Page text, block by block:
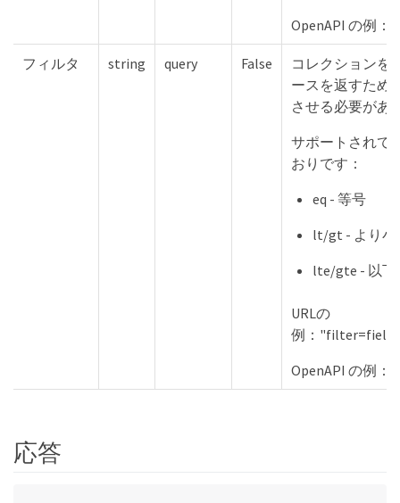
OpenAPI の例：
フィルタ string query False
コレクションを
ースを返すため
させる必要があ
サポートされて
おりです：
eq - 等号
lt/gt - より小
lte/gte - 以
URLの
例：
OpenAPI の例：
応答